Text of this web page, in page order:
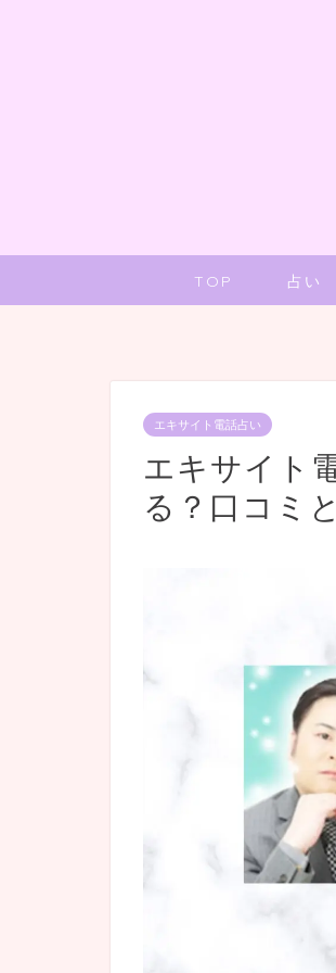
TOP 占い
エキサイト電話占い
エキサイト
る？口コミ